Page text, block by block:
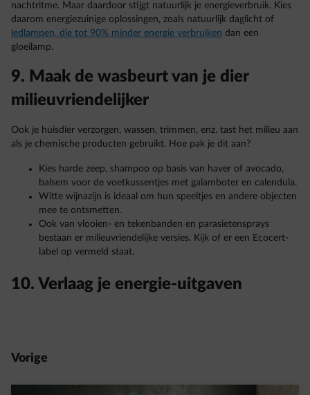
nachtritme. Maar daardoor stijgt natuurlijk je energieverbruik. Kies
daarom energiezuinige oplossingen, zoals natuurlijk daglicht of
ledlampen, die tot 90% minder energie verbruiken dan een
gloeilamp.
9. Maak de wasbeurt van je dier
milieuvriendelijker
Ook je huisdier verzorgen, wassen, trimmen, enz. tast het milieu aan
als je chemische producten gebruikt. Hoe pak je dit aan?
Kies harde zeep, shampoo op basis van haver of avocado,
balsem voor de voetkussentjes met galamboter en calendula.
Witte wijnazijn is ideaal om hun speeltjes en andere objecten
mee te ontsmetten.
Ook van vlooien- en tekenbanden en parasietensprays
bestaan er milieuvriendelijke versies. Kijk of er een Ecocert-
label op vermeld staat.
10. Verlaag je energie-uitgaven
Vorige